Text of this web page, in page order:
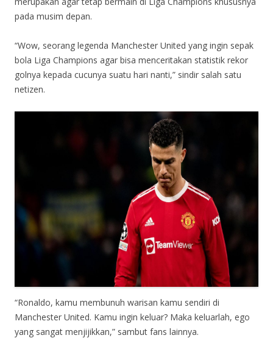
pada musim depan.
“Wow, seorang legenda Manchester United yang ingin sepak
bola Liga Champions agar bisa menceritakan statistik rekor
golnya kepada cucunya suatu hari nanti,” sindir salah satu
netizen.
“Ronaldo, kamu membunuh warisan kamu sendiri di
Manchester United. Kamu ingin keluar? Maka keluarlah, ego
yang sangat menjijikkan,” sambut fans lainnya.